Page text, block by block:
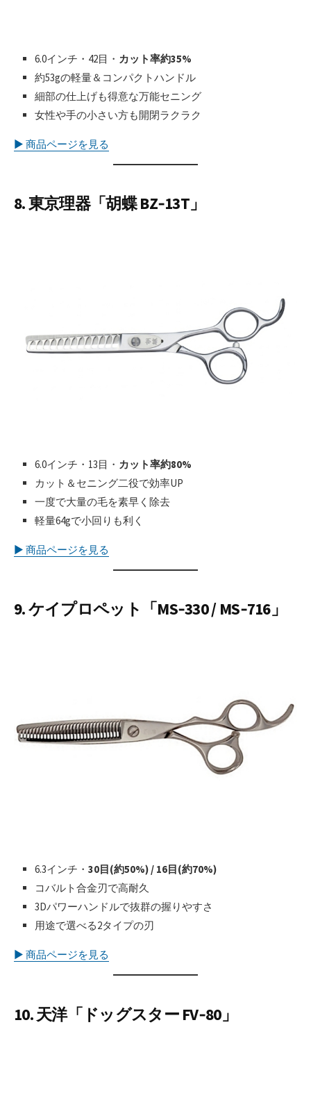
6.0インチ・42目・ カット率約35%
約53gの軽量＆コンパクトハンドル
細部の仕上げも得意な万能セニング
女性や手の小さい方も開閉ラクラク
▶︎ 商品ページを見る
8. 東京理器「胡蝶 BZ‑13T」
6.0インチ・13目・ カット率約80%
カット＆セニング二役で効率UP
一度で大量の毛を素早く除去
軽量64gで小回りも利く
▶︎ 商品ページを見る
9. ケイプロペット「MS‑330 / MS‑716」
6.3インチ・ 30目(約50%) / 16目(約70%)
コバルト合金刃で高耐久
3Dパワーハンドルで抜群の握りやすさ
用途で選べる2タイプの刃
▶︎ 商品ページを見る
10. 天洋「ドッグスター FV‑80」